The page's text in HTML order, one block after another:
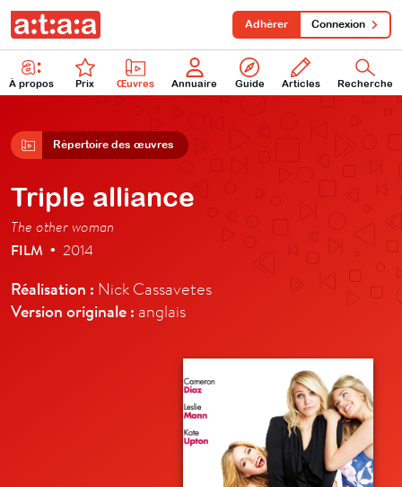
À propos Prix Œuvres Annuaire Guide Articles Recherche
Adhérer Connexion
Répertoire des œuvres
Triple alliance
The other woman
FILM • 2014
Réalisation : Nick Cassavetes
Version originale : anglais